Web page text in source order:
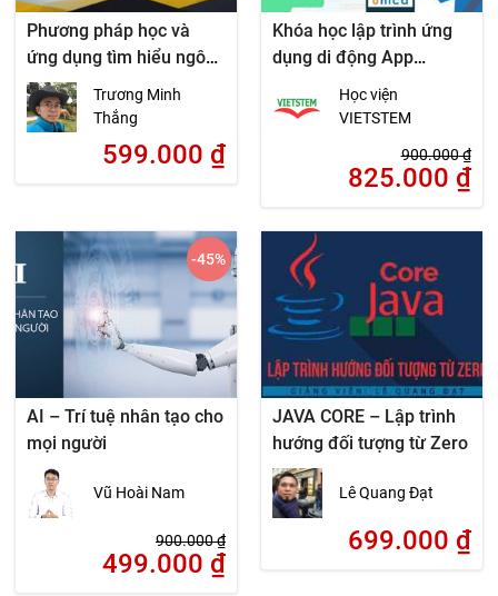
Phương pháp học và
ứng dụng tìm hiểu ngôn
ngữ lập trình Kotlin
Trương Minh
Thắng
599.000 ₫
Khóa học lập trình ứng
dụng di động App
Học viện
VIETSTEM
900.000₫
825.000 ₫
AI – Trí tuệ nhân tạo cho
mọi người
Vũ Hoài Nam
900.000₫
499.000 ₫
-45%
JAVA CORE – Lập trình
hướng đối tượng từ Zero
Lê Quang Đạt
699.000 ₫